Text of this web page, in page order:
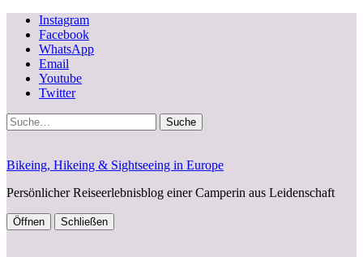
Instagram
Facebook
WhatsApp
Email
Youtube
Twitter
Suche
Bikeing, Hikeing & Sightseeing in Europe
Persönlicher Reiseerlebnisblog einer Camperin aus Leidenschaft
Öffnen Schließen